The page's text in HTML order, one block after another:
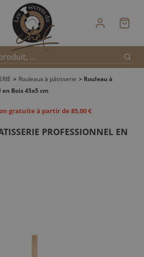
> Rouleaux à pâtisserie > Rouleau à
Bois 45x5 cm
gratuite à partir de 85,00 €
PROFESSIONNEL EN